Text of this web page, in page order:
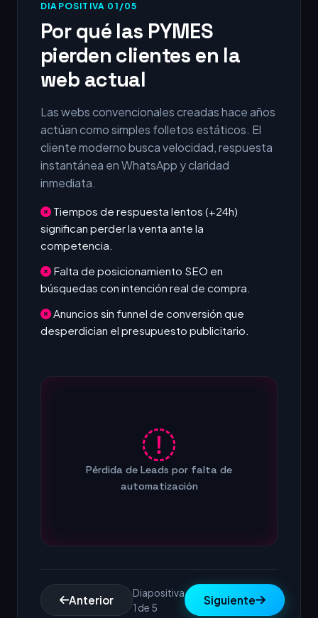
DIAPOSITIVA 01/05
Por qué las PYMES
pierden clientes en la
web actual
Las webs convencionales creadas hace años
actúan como simples folletos estáticos. El
cliente moderno busca velocidad, respuesta
instantánea en WhatsApp y claridad
inmediata.
Tiempos de respuesta lentos (+24h)
significan perder la venta ante la
competencia.
Falta de posicionamiento SEO en
búsquedas con intención real de compra.
Anuncios sin funnel de conversión que
desperdician el presupuesto publicitario.
Pérdida de Leads por falta de
automatización
Anterior
Diapositiva
1 de 5
Siguiente